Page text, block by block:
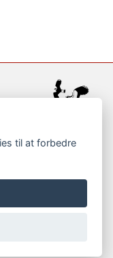
til at forbedre